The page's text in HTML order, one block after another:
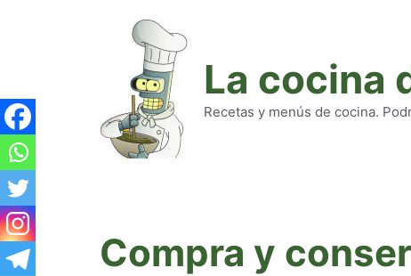
La cocina
Recetas y menús de cocina.
Compra y